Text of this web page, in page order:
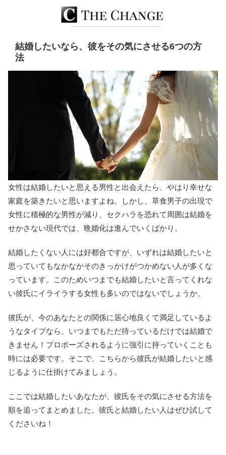
結婚したいなら、彼をその気にさせる6つの方
法
女性は結婚したいと思える男性と出会えたら、やはり幸せな
家庭を築きたいと思いますよね。しかし、草食男子の出現で
女性に積極的な男性が減り、セクハラを恐れて周囲は結婚を
せかさない現代では、晩婚化は進んでいくばかり。
結婚したくない人には好都合ですが、いずれは結婚したいと
思っていてもなかなかそのきっかけがつかめない人が多くな
っています。このためいつまでも結婚したいと言ってくれな
い彼氏にイライラする女性も多いのではないでしょうか。
彼氏が、今のあなたとの関係に居心地良くて満足しているよ
うなタイプなら、いつまでもただ待っているだけでは結婚で
きません！プロポーズされるように強引に持っていくことも
時には必要です。そこで、こちらから彼氏が結婚したいと感
じるように仕掛けてみましょう。
ここでは結婚したいあなたが、彼氏をその気にさせる方法を
順を追ってまとめました。彼氏と結婚したい人はぜひ試して
くださいね！